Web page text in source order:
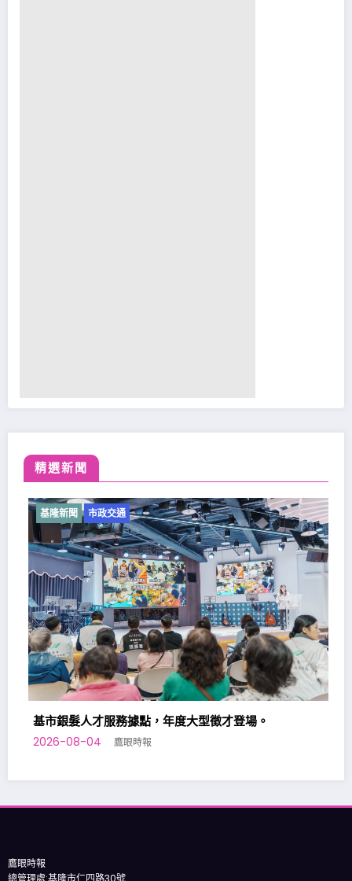
精選新聞
基隆新聞 市政交通
基市銀髮人才服務據點，年度大型徵才登場。
2026-08-04 鷹眼時報
鷹眼時報